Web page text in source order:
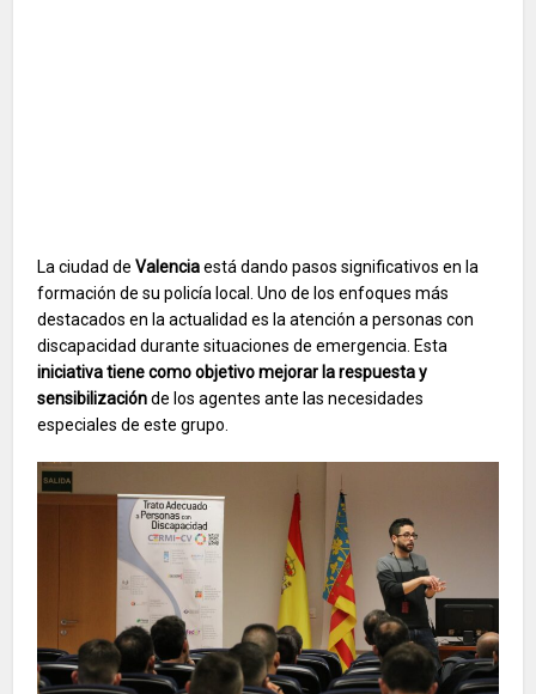
La ciudad deValenciaestá dando pasos significativos en la
formación de su policía local. Uno de los enfoques más
destacados en la actualidad es la atención a personas con
discapacidad durante situaciones de emergencia. Esta
iniciativa tiene como objetivo mejorar la respuesta y
sensibilizaciónde los agentes ante las necesidades
especiales de este grupo.